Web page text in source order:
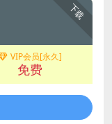
下载
VIP会员[永久]
免费